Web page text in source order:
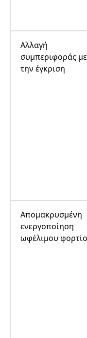
Αλλαγή
συμπεριφοράς
την έγκριση
Απομακρυσμένη
ενεργοποίηση
ωφέλιμου